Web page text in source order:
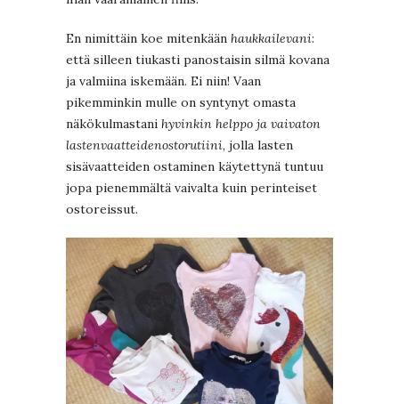
En nimittäin koe mitenkään haukkailevani:
että silleen tiukasti panostaisin silmä kovana
ja valmiina iskemään. Ei niin! Vaan
pikemminkin mulle on syntynyt omasta
näkökulmastani hyvinkin helppo ja vaivaton
lastenvaatteidenostorutiini, jolla lasten
sisävaatteiden ostaminen käytettynä tuntuu
jopa pienemmältä vaivalta kuin perinteiset
ostoreissut.